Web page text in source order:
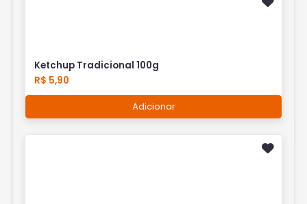
Ketchup Tradicional 100g
R$ 5,90
Adicionar